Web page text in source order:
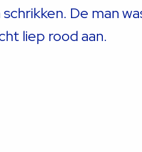
schrikken. De man
liep rood aan.